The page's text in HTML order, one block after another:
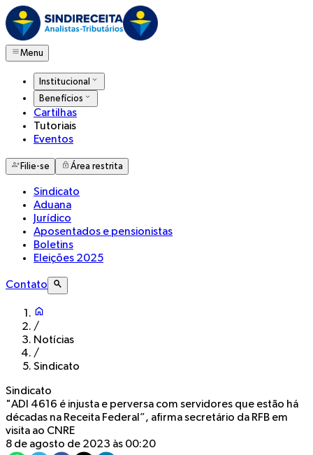
Menu
Institucional
Benefícios
Cartilhas
Tutoriais
Eventos
Filie-se Área restrita
Sindicato
Aduana
Jurídico
Aposentados e pensionistas
Boletins
Eleições 2025
Contato
/
Notícias
/
Sindicato
Sindicato
"ADI 4616 é injusta e perversa com servidores que estão há
décadas na Receita Federal”, afirma secretário da RFB em
visita ao CNRE
8 de agosto de 2023 às 00:20